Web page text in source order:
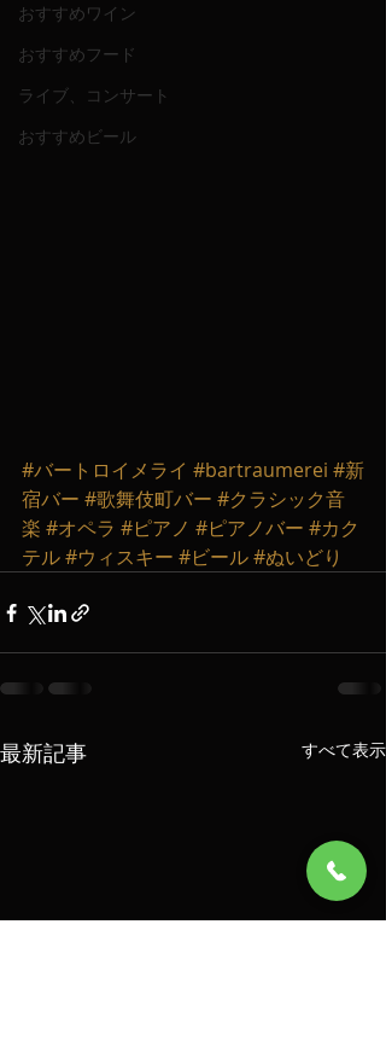
おすすめワイン
おすすめフード
ライブ、コンサート
おすすめビール
#バートロイメライ #bartraumerei #新
宿バー #歌舞伎町バー #クラシック音
楽 #オペラ #ピアノ #ピアノバー #カク
テル#ウィスキー #ビール#ぬいどり
最新記事 すべて表示